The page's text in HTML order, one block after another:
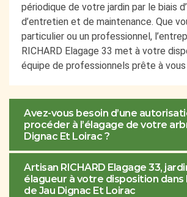
périodique de votre jardin par le biais
d’entretien et de maintenance. Que
particulier ou un professionnel,
RICHARD Elagage 33 met à votre
équipe de professionnels prête à
Avez-vous besoin d’une
procéder à l’élagage de votre
Dignac Et Loirac ?
Artisan RICHARD Elagage 33,
élagueur à votre disposition dans
de Jau Dignac Et Loirac